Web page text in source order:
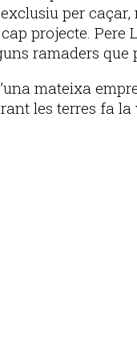
per
projecte.
ramaders que
mateixa
les terres fa